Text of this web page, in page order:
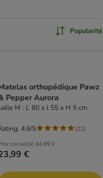
Popularité
orthopédique Pawz
Pepper Aurora
M : L 80 x l 55 x H 5 cm
conseillé 34,99 €
€
4.6/5 (22)